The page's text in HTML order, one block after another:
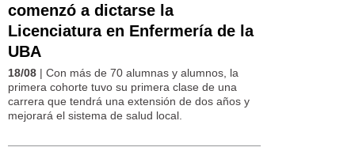
comenzó a dictarse la
Licenciatura en Enfermería de la
UBA
18/08 | Con más de 70 alumnas y alumnos, la
primera cohorte tuvo su primera clase de una
carrera que tendrá una extensión de dos años y
mejorará el sistema de salud local.